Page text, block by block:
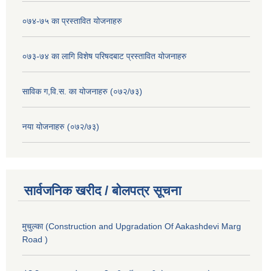
०७४-७५ का प्रस्तावित योजनाहरु
०७३-७४ का लागि विशेष परिषदबाट प्रस्तावित योजनाहरु
साविक ग,वि.स. का योजनाहरु (०७२/७३)
नया योजनाहरु (०७२/७३)
सार्वजनिक खरीद / बोलपत्र सूचना
मुचुल्का (Construction and Upgradation Of Aakashdevi Marg
Road )